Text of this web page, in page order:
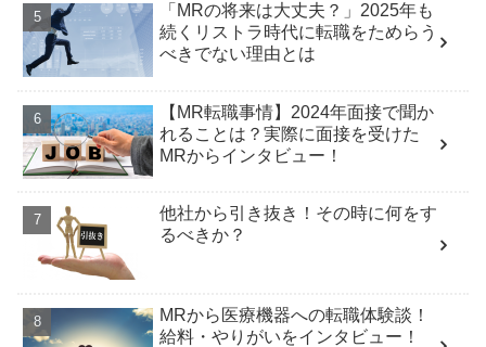
「MRの将来は大丈夫？」2025年も
続くリストラ時代に転職をためらう
べきでない理由とは
【MR転職事情】2024年面接で聞か
れることは？実際に面接を受けた
MRからインタビュー！
他社から引き抜き！その時に何をす
るべきか？
MRから医療機器への転職体験談！
給料・やりがいをインタビュー！